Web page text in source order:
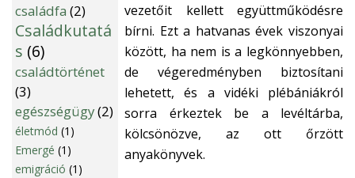
családfa (2)
Családkutatá
s (6)
családtörténet
(3)
egészségügy(2)
életmód (1)
Emergé (1)
emigráció (1)
vezetőit kellett együttműködésre
bírni. Ezt a hatvanas évek viszonyai
között, ha nem is a legkönnyebben,
de végeredményben biztosítani
lehetett, és a vidéki plébániákról
sorra érkeztek be a levéltárba,
kölcsönözve, az ott őrzött
anyakönyvek.